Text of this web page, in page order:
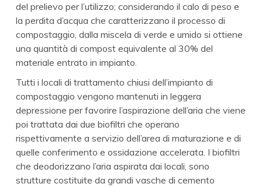
del prelievo per l’utilizzo; considerando il calo di peso e
la perdita d’acqua che caratterizzano il processo di
compostaggio, dalla miscela di verde e umido si ottiene
una quantità di compost equivalente al 30% del
materiale entrato in impianto.
Tutti i locali di trattamento chiusi dell’impianto di
compostaggio vengono mantenuti in leggera
depressione per favorire l’aspirazione dell’aria che viene
poi trattata dai due biofiltri che operano
rispettivamente a servizio dell’area di maturazione e di
quelle conferimento e ossidazione accelerata. I biofiltri
che deodorizzano l’aria aspirata dai locali, sono
strutture costituite da grandi vasche di cemento